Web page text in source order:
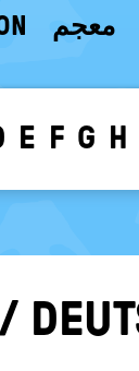
معجم
E F G H